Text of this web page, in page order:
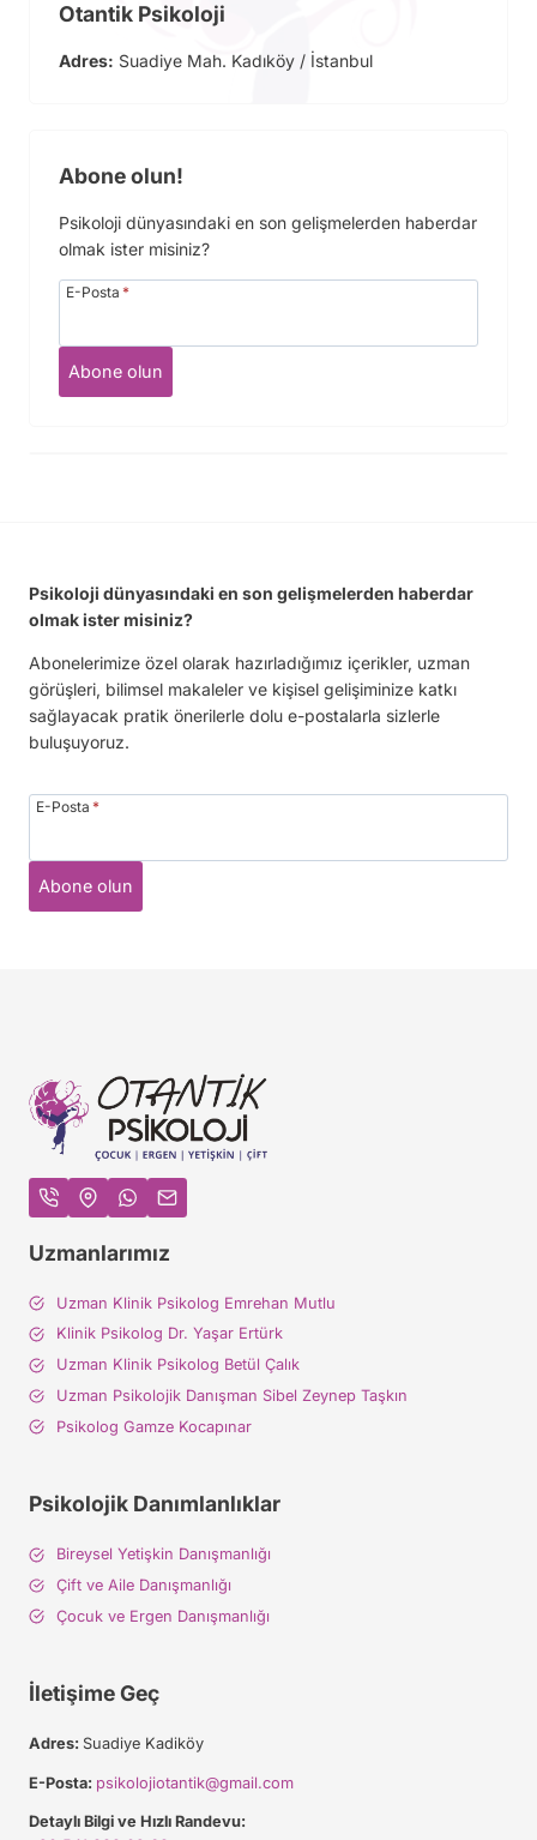
Otantik Psikoloji
Adres: Suadiye Mah. Kadıköy / İstanbul
Abone olun!
Psikoloji dünyasındaki en son gelişmelerden haberdar
olmak ister misiniz?
E-Posta *
Abone olun
Psikoloji dünyasındaki en son gelişmelerden haberdar
olmak ister misiniz?
Abonelerimize özel olarak hazırladığımız içerikler, uzman
görüşleri, bilimsel makaleler ve kişisel gelişiminize katkı
sağlayacak pratik önerilerle dolu e-postalarla sizlerle
buluşuyoruz.
E-Posta *
Abone olun
Uzmanlarımız
Uzman Klinik Psikolog Emrehan Mutlu
Klinik Psikolog Dr. Yaşar Ertürk
Uzman Klinik Psikolog Betül Çalık
Uzman Psikolojik Danışman Sibel Zeynep Taşkın
Psikolog Gamze Kocapınar
Psikolojik Danımlanlıklar
Bireysel Yetişkin Danışmanlığı
Çift ve Aile Danışmanlığı
Çocuk ve Ergen Danışmanlığı
İletişime Geç
Adres: Suadiye Kadiköy
E-Posta: psikolojiotantik@gmail.com
Detaylı Bilgi ve Hızlı Randevu: